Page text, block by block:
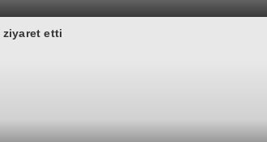
ziyaret etti